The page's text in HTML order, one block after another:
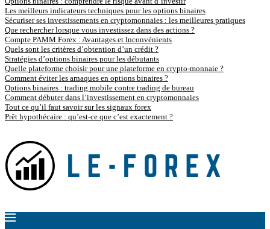
Les meilleurs indicateurs techniques pour les options binaires
Sécuriser ses investissements en cryptomonnaies : les meilleures pratiques
Que rechercher lorsque vous investissez dans des actions ?
Compte PAMM Forex : Avantages et Inconvénients
Quels sont les critères d’obtention d’un crédit ?
Stratégies d’options binaires pour les débutants
Quelle plateforme choisir pour une plateforme en crypto-monnaie ?
Comment éviter les arnaques en options binaires ?
Options binaires : trading mobile contre trading de bureau
Comment débuter dans l’investissement en cryptomonnaies
Tout ce qu’il faut savoir sur les signaux forex
Prêt hypothécaire : qu’est-ce que c’est exactement ?